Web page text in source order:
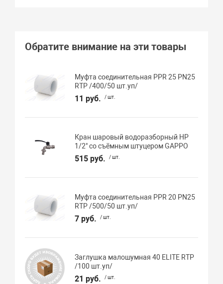
Обратите внимание на эти товары
Муфта соединительная PPR 25 PN25
RTP /400/50 шт.уп/
11 руб. / шт.
Кран шаровый водоразборный НР
1/2" со съёмным штуцером GAPPO
515 руб. / шт.
Муфта соединительная PPR 20 PN25
RTP /500/50 шт.уп/
7 руб. / шт.
Заглушка малошумная 40 ELITE RTP
/100 шт.уп/
21 руб. / шт.